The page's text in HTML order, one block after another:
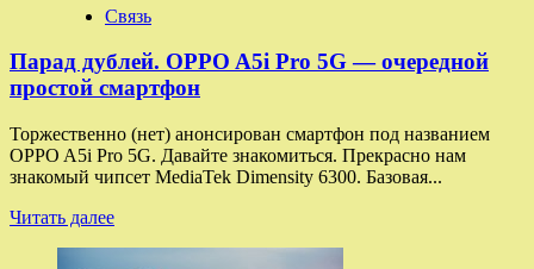
Связь
Парад дублей. OPPO A5i Pro 5G — очередной
простой смартфон
Торжественно (нет) анонсирован смартфон под названием
OPPO A5i Pro 5G. Давайте знакомиться. Прекрасно нам
знакомый чипсет MediaTek Dimensity 6300. Базовая...
Читать далееПрочитать